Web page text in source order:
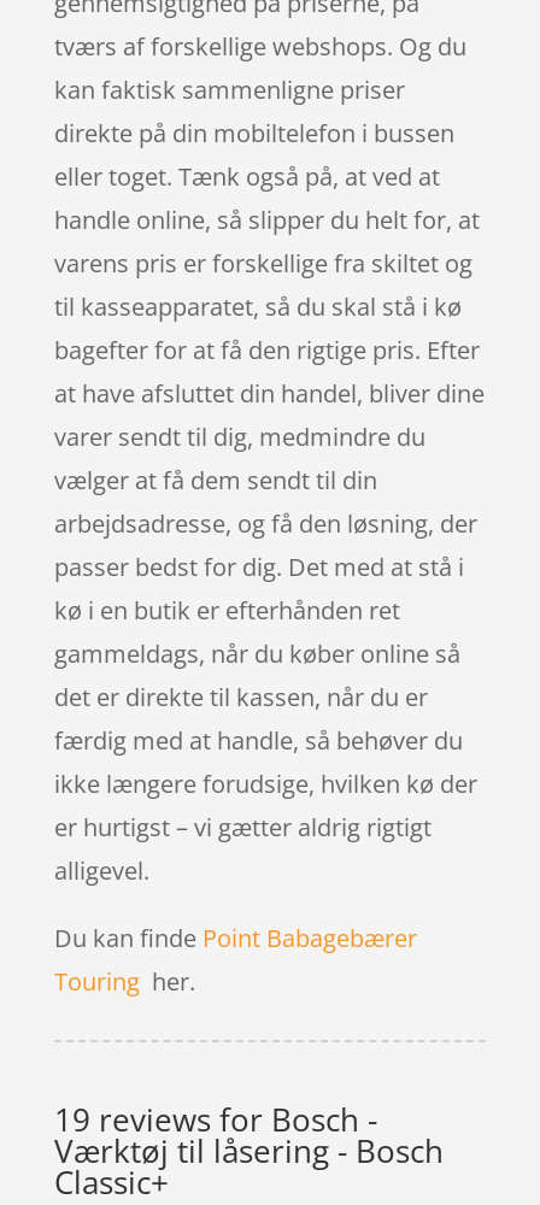
tværs af forskellige webshops. Og du
kan faktisk sammenligne priser
direkte på din mobiltelefon i bussen
eller toget. Tænk også på, at ved at
handle online, så slipper du helt for, at
varens pris er forskellige fra skiltet og
til kasseapparatet, så du skal stå i kø
bagefter for at få den rigtige pris. Efter
at have afsluttet din handel, bliver dine
varer sendt til dig, medmindre du
vælger at få dem sendt til din
arbejdsadresse, og få den løsning, der
passer bedst for dig. Det med at stå i
kø i en butik er efterhånden ret
gammeldags, når du køber online så
det er direkte til kassen, når du er
færdig med at handle, så behøver du
ikke længere forudsige, hvilken kø der
er hurtigst – vi gætter aldrig rigtigt
alligevel.
Du kan finde Point Babagebærer
Touringher.
19 reviews for Bosch -
Værktøj til låsering - Bosch
Classic+